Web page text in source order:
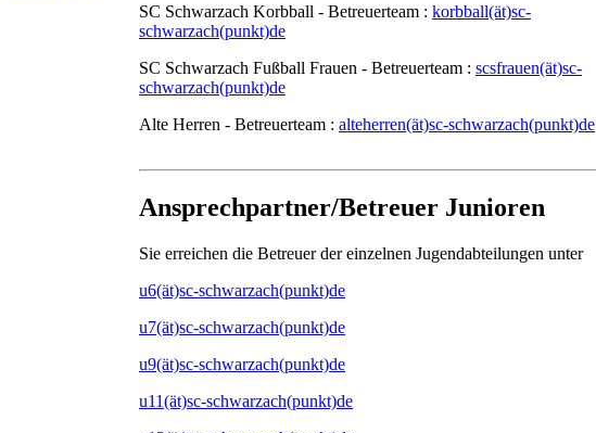
SC Schwarzach Korbball - Betreuerteam : korbball(ät)sc-
schwarzach(punkt)de
SC Schwarzach Fußball Frauen - Betreuerteam : scsfrauen(ät)sc-
schwarzach(punkt)de
Alte Herren - Betreuerteam : alteherren(ät)sc-schwarzach(punkt)de
Ansprechpartner/Betreuer Junioren
Sie erreichen die Betreuer der einzelnen Jugendabteilungen unter
u6(ät)sc-schwarzach(punkt)de
u7(ät)sc-schwarzach(punkt)de
u9(ät)sc-schwarzach(punkt)de
u11(ät)sc-schwarzach(punkt)de